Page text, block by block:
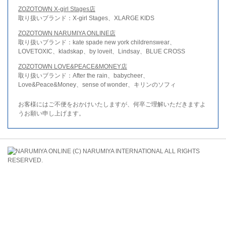
ZOZOTOWN X-girl Stages店
取り扱いブランド：X-girl Stages、XLARGE KIDS
ZOZOTOWN NARUMIYA ONLINE店
取り扱いブランド：kate spade new york childrenswear、
LOVETOXIC、kladskap、by loveit、Lindsay、BLUE CROSS
ZOZOTOWN LOVE&PEACE&MONEY店
取り扱いブランド：After the rain、babycheer、
Love&Peace&Money、sense of wonder、キリンのソフィ
お客様にはご不便をおかけいたしますが、何卒ご理解いただきますよ
うお願い申し上げます。